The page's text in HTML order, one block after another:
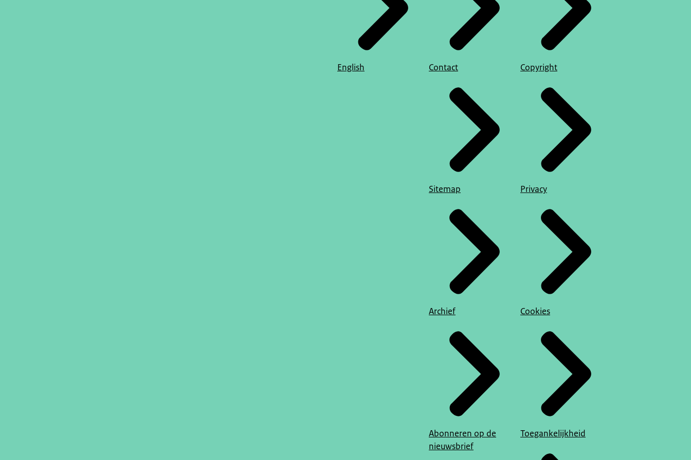
English Contact
Sitemap
Archief
Abonneren op de
nieuwsbrief
Copyright
Privacy
Cookies
Toegankelijkheid